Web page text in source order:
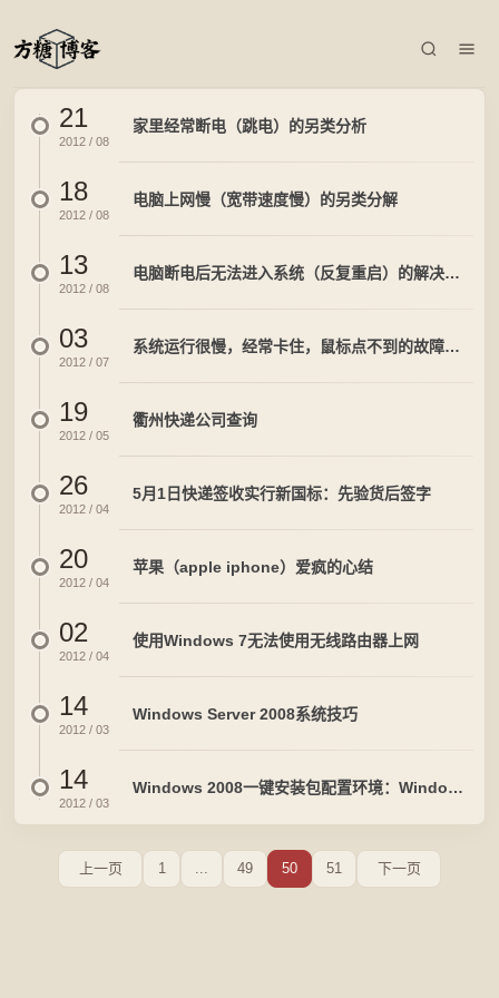
21
2012 / 08
家里经常断电（跳电）的另类分析
18
2012 / 08
电脑上网慢（宽带速度慢）的另类分解
13
2012 / 08
电脑断电后无法进入系统（反复重启）的解决方法
03
2012 / 07
系统运行很慢，经常卡住，鼠标点不到的故障解决方法
19
2012 / 05
衢州快递公司查询
26
2012 / 04
5月1日快递签收实行新国标：先验货后签字
20
2012 / 04
苹果（apple iphone）爱疯的心结
02
2012 / 04
使用Windows 7无法使用无线路由器上网
14
2012 / 03
Windows Server 2008系统技巧
14
2012 / 03
Windows 2008一键安装包配置环境：Windows+IIS+Php+Mysql
上一页 1 ... 49 50 51 下一页